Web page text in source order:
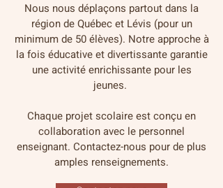
Nous nous déplaçons partout dans la
région de Québec et Lévis (pour un
minimum de 50 élèves). Notre approche à
la fois éducative et divertissante garantie
une activité enrichissante pour les
jeunes.
Chaque projet scolaire est conçu en
collaboration avec le personnel
enseignant. Contactez-nous pour de plus
amples renseignements.